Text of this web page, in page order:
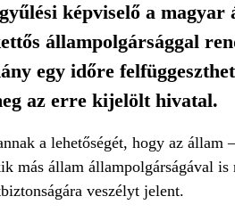
képviselő a magyar
állampolgársággal
egy időre
az erre kijelölt hivatal.
a lehetőségét, hogy az állam
más állam állampolgárságával is
veszélyt jelent.